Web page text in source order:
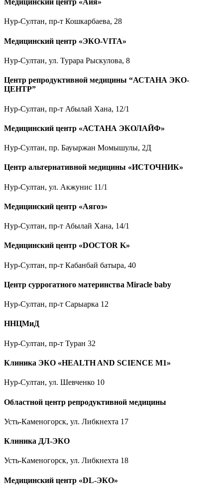
Медицинский центр «Айя»
Нур-Султан, пр-т Кошкарбаева, 28
Медицинский центр «ЭКО-VITA»
Нур-Султан, ул. Турара Рыскулова, 8
Центр репродуктивной медицины “АСТАНА ЭКО-
ЦЕНТР”
Нур-Султан, пр-т Абылай Хана, 12/1
Медицинский центр «АСТАНА ЭКОЛАЙФ»
Нур-Султан, пр. Бауыржан Момышулы, 2Д
Центр альтернативной медицины «ИСТОЧНИК»
Нур-Султан, ул. Акжунис 11/1
Медицинский центр «Аягоз»
Нур-Султан, пр-т Абылай Хана, 14/1
Медицинский центр «DOCTOR K»
Нур-Султан, пр-т Кабанбай батыра, 40
Центр суррогатного материнства Miracle baby
Нур-Султан, пр-т Сарыарка 12
ННЦМиД
Нур-Султан, пр-т Туран 32
Клиника ЭКО «HEALTH AND SCIENCE M1»
Нур-Султан, ул. Шевченко 10
Областной центр репродуктивной медицины
Усть-Каменогорск, ул. Либкнехта 17
Клиника ДЛ-ЭКО
Усть-Каменогорск, ул. Либкнехта 18
Медицинский центр «DL-ЭКО»